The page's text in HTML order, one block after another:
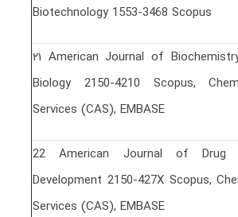
Biotechnology 1553-3468 Scopus
٢١ American Journal of Biochemistry and Molecular
Biology 2150-4210 Scopus,
Services (CAS), EMBASE
22 American Journal of Drug
Development 2150-427X Scopus,
Services (CAS), EMBASE